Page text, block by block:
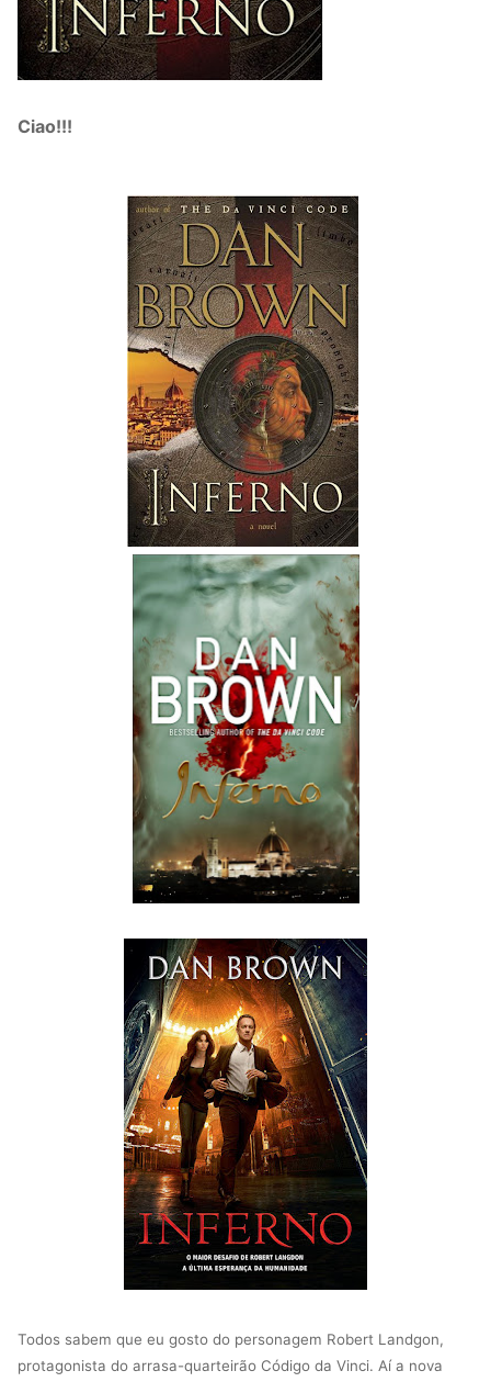
Ciao!!!
Todos sabem que eu gosto do personagem Robert Landgon,
protagonista do arrasa-quarteirão Código da Vinci. Aí a nova